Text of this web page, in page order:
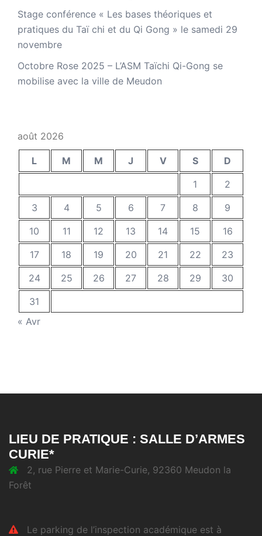
Stage conférence « Les bases théoriques et
pratiques du Taï chi et du Qi Gong » le samedi 29
novembre
Octobre Rose 2025 – L’ASM Taïchi Qi-Gong se
mobilise avec la ville de Meudon
août 2026
L M M J V S
D
1
2
3
4 5 6 7 8
9
10
11 12 13 14 15
16
17
18 19 20 21 22
23
24
25 26 27 28 29
30
31
« Avr
LIEU DE PRATIQUE : SALLE D’ARMES
CURIE*
2, rue Pierre et Marie-Curie, 92360 Meudon la
Forêt
Le parking de l’inspection académique est à